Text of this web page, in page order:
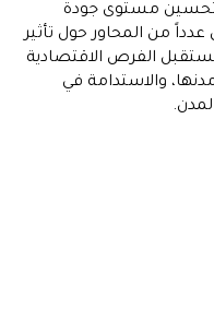
مستوى جودة
من المحاور حول تأثير
الفرص الاقتصادية
والاستدامة في